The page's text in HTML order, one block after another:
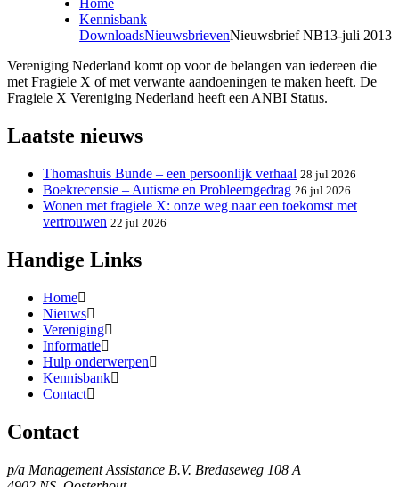
Home
Kennisbank
DownloadsNieuwsbrievenNieuwsbrief NB13-juli 2013
Vereniging Nederland komt op voor de belangen van iedereen die
met Fragiele X of met verwante aandoeningen te maken heeft. De
Fragiele X Vereniging Nederland heeft een ANBI Status.
Laatste nieuws
Thomashuis Bunde – een persoonlijk verhaal 28 jul 2026
Boekrecensie – Autisme en Probleemgedrag 26 jul 2026
Wonen met fragiele X: onze weg naar een toekomst met
vertrouwen 22 jul 2026
Handige Links
Home
Nieuws
Vereniging
Informatie
Hulp onderwerpen
Kennisbank
Contact
Contact
p/a Management Assistance B.V. Bredaseweg 108 A